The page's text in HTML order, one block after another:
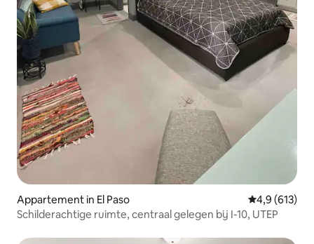
Appartement in El Paso Gemiddelde
4,9 (613)
Schilderachtige ruimte, centraal gelegen bij I-10, UTEP